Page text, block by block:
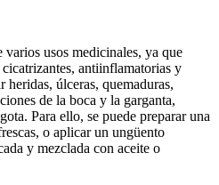
usos medicinales, ya que
antiinflamatorias y
heridas, úlceras, quemaduras,
de la boca y la garganta,
Para ello, se puede preparar una
o aplicar un ungüento
y mezclada con aceite o